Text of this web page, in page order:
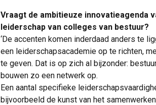
Vraagt de ambitieuze innovatieagenda
leiderschap van colleges van bestuur?
‘De accenten komen inderdaad anders te
een leiderschapsacademie op te richten,
te geven. Dat is op zich al bijzonder:
bouwen zo een netwerk op.
Een aantal specifieke
bijvoorbeeld de kunst van het